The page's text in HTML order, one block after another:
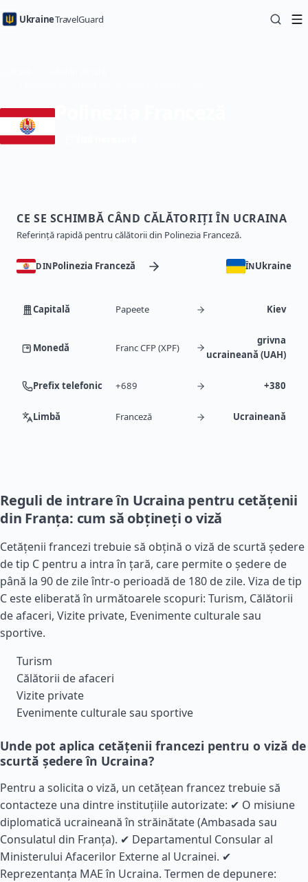
UkraineTravelGuard
CE SE SCHIMBĂ CÂND CĂLĂTORIȚI ÎN UCRAINA
Referință rapidă pentru călătorii din Polinezia Franceză.
DINPolinezia Franceză ÎNUkraine
Capitală Papeete Kiev
Monedă Franc CFP (XPF)
grivna
ucraineană (UAH)
Prefix telefonic +689 +380
Limbă Franceză Ucraineană
Reguli de intrare în Ucraina pentru cetățenii
din Franța: cum să obțineți o viză
Cetățenii francezi trebuie să obțină o viză de scurtă ședere
de tip C pentru a intra în țară, care permite o ședere de
până la 90 de zile într-o perioadă de 180 de zile. Viza de tip
C este eliberată în următoarele scopuri: Turism, Călătorii
de afaceri, Vizite private, Evenimente culturale sau
sportive.
Turism
Călătorii de afaceri
Vizite private
Evenimente culturale sau sportive
Unde pot aplica cetățenii francezi pentru o viză de
scurtă ședere în Ucraina?
Pentru a solicita o viză, un cetățean francez trebuie să
contacteze una dintre instituțiile autorizate: ✔ O misiune
diplomatică ucraineană în străinătate (Ambasada sau
Consulatul din Franța). ✔ Departamentul Consular al
Ministerului Afacerilor Externe al Ucrainei. ✔
Reprezentanța MAE în Ucraina. Termen de depunere: